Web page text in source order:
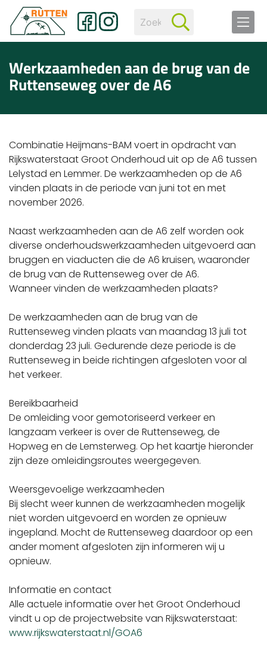
Werkzaamheden aan de brug van de
Ruttenseweg over de A6
Combinatie Heijmans-BAM voert in opdracht van
Rijkswaterstaat Groot Onderhoud uit op de A6 tussen
Lelystad en Lemmer. De werkzaamheden op de A6
vinden plaats in de periode van juni tot en met
november 2026.
Naast werkzaamheden aan de A6 zelf worden ook
diverse onderhoudswerkzaamheden uitgevoerd aan
bruggen en viaducten die de A6 kruisen, waaronder
de brug van de Ruttenseweg over de A6.
Wanneer vinden de werkzaamheden plaats?
De werkzaamheden aan de brug van de
Ruttenseweg vinden plaats van maandag 13 juli tot
donderdag 23 juli. Gedurende deze periode is de
Ruttenseweg in beide richtingen afgesloten voor al
het verkeer.
Bereikbaarheid
De omleiding voor gemotoriseerd verkeer en
langzaam verkeer is over de Ruttenseweg, de
Hopweg en de Lemsterweg. Op het kaartje hieronder
zijn deze omleidingsroutes weergegeven.
Weersgevoelige werkzaamheden
Bij slecht weer kunnen de werkzaamheden mogelijk
niet worden uitgevoerd en worden ze opnieuw
ingepland. Mocht de Ruttenseweg daardoor op een
ander moment afgesloten zijn informeren wij u
opnieuw.
Informatie en contact
Alle actuele informatie over het Groot Onderhoud
vindt u op de projectwebsite van Rijkswaterstaat:
www.rijkswaterstaat.nl/GOA6